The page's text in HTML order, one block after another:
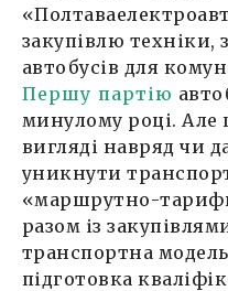
закупівлю техніки,
автобусів для
Першу партію
минулому році. Але
вигляді навряд чи
уникнути
«маршрутно-
разом із
транспортна
підготовка